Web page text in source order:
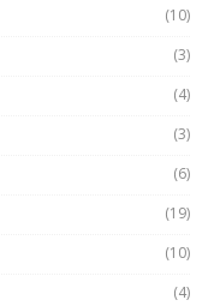
(10)
(3)
(4)
(3)
(6)
(19)
(10)
(4)